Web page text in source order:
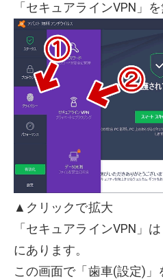
「セキュアラインVPN」
▲クリックで拡大
「セキュアラインVPN」
にあります。
この画面で「歯車(設定)